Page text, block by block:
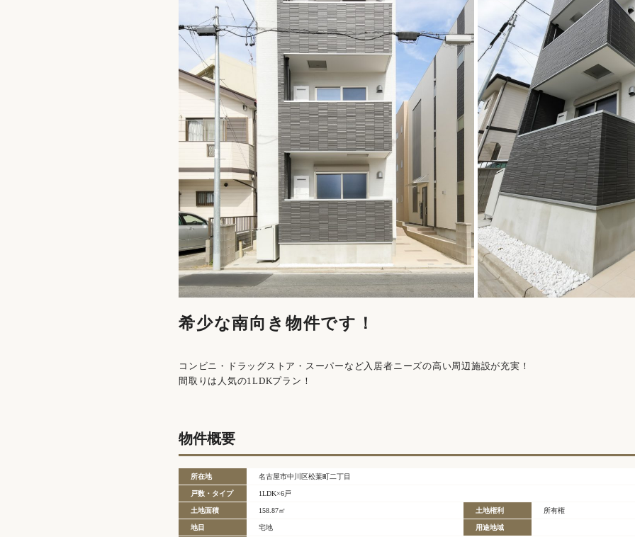
希少な南向き物件です！
コンビニ・ドラッグストア・スーパーなど入居者ニーズの高い周辺施設が充実！
間取りは人気の1LDKプラン！
物件概要
所在地 名古屋市中川区松葉町二丁目
戸数・タイプ 1LDK×6戸
土地面積 158.87㎡ 土地権利 所有権
地目 宅地 用途地域